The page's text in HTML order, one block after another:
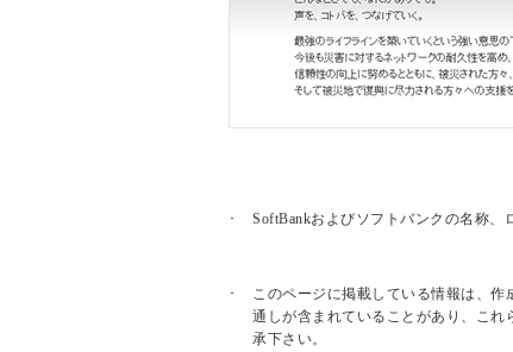
SoftBankおよびソフトバンクの名称、
このページに掲載している情報は、
通しが含まれていることがあり、こ
承下さい。